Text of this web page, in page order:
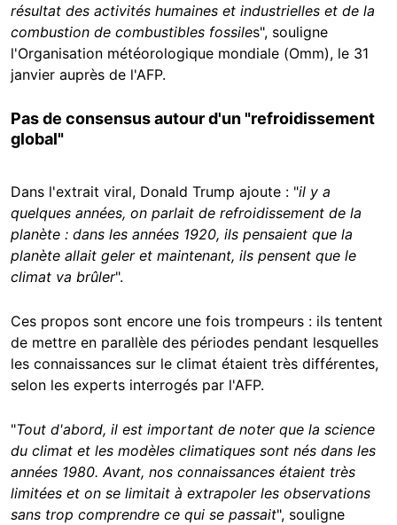
résultat des activités humaines et industrielles et de la
combustion de combustibles fossiles", souligne
l'Organisation météorologique mondiale (Omm), le 31
janvier auprès de l'AFP.
Pas de consensus autour d'un "refroidissement
global"
Dans l'extrait viral, Donald Trump ajoute : "il y a
quelques années, on parlait de refroidissement de la
planète : dans les années 1920, ils pensaient que la
planète allait geler et maintenant, ils pensent que le
climat va brûler".
Ces propos sont encore une fois trompeurs : ils tentent
de mettre en parallèle des périodes pendant lesquelles
les connaissances sur le climat étaient très différentes,
selon les experts interrogés par l'AFP.
"Tout d'abord, il est important de noter que la science
du climat et les modèles climatiques sont nés dans les
années 1980. Avant, nos connaissances étaient très
limitées et on se limitait à extrapoler les observations
sans trop comprendre ce qui se passait", souligne